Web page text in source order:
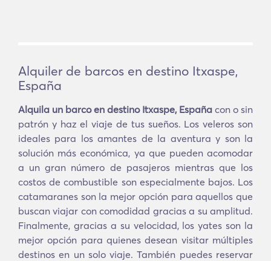
Alquiler de barcos en destino Itxaspe,
España
Alquila un barco en destino Itxaspe, España con o sin
patrón y haz el viaje de tus sueños. Los veleros son
ideales para los amantes de la aventura y son la
solución más económica, ya que pueden acomodar
a un gran número de pasajeros mientras que los
costos de combustible son especialmente bajos. Los
catamaranes son la mejor opción para aquellos que
buscan viajar con comodidad gracias a su amplitud.
Finalmente, gracias a su velocidad, los yates son la
mejor opción para quienes desean visitar múltiples
destinos en un solo viaje. También puedes reservar